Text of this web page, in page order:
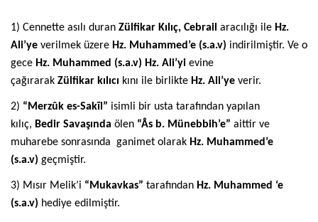
1) Cennette asılı duran Zülfikar Kılıç, Cebrail aracılığı ile Hz.
Ali’ye verilmek üzere Hz. Muhammed’e (s.a.v) indirilmiştir. Ve o
gece Hz. Muhammed (s.a.v) Hz. Ali’yi evine
çağırarak Zülfikar kılıcı kını ile birlikte Hz. Ali’ye verir.
2) “Merzûk es-Sakīl” isimli bir usta tarafından yapılan
kılıç, Bedir Savaşında ölen “Âs b. Münebbih’e” aittir ve
muharebe sonrasında ganimet olarak Hz. Muhammed’e
(s.a.v) geçmiştir.
3) Mısır Melik’i “Mukavkas” tarafından Hz. Muhammed ‘e
(s.a.v) hediye edilmiştir.